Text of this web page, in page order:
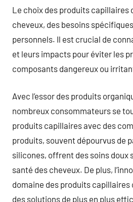
Le choix des produits capillaires
cheveux, des besoins
personnels. Il est crucial de
et leurs impacts pour éviter les
composants dangereux ou
Avec l’essor des produits
nombreux consommateurs se
produits capillaires avec des
produits, souvent dépourvus de
silicones, offrent des soins doux
santé des cheveux. De plus,
domaine des produits
des solutions de plus en plus